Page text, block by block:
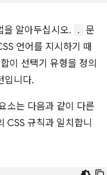
을 알아두십시오. .
문
언어를 지시하기 때
이 선택기 유형을 정의
입니다.
소는 다음과 같이 다른
CSS 규칙과 일치합니